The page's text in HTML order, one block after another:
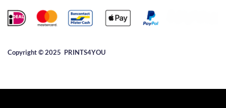
Copyright © 2025 ​PRINTS4YOU